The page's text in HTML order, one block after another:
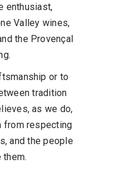
enthusiast,
Valley wines,
the Provençal
or to
tradition
as we do,
from respecting
and the people
them.